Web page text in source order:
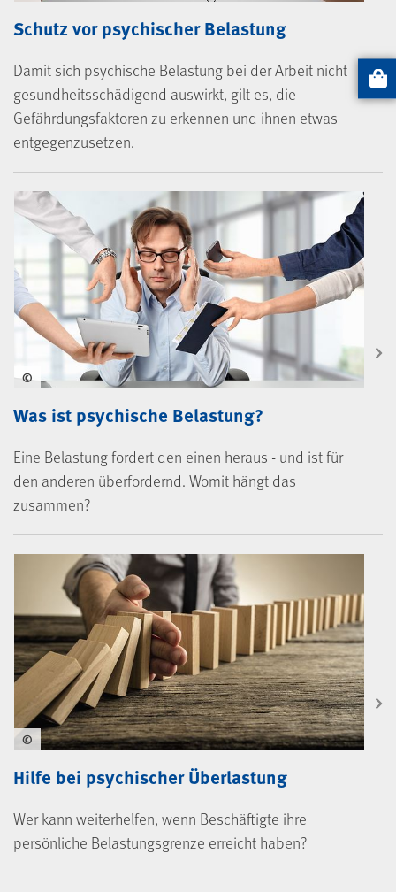
Schutz vor psychischer Belastung
Damit sich psychische Belastung bei der Arbeit nicht
gesundheitsschädigend auswirkt, gilt es, die
Gefährdungsfaktoren zu erkennen und ihnen etwas
entgegenzusetzen.
Was ist psychische Belastung?
Eine Belastung fordert den einen heraus - und ist für
den anderen überfordernd. Womit hängt das
zusammen?
©
Hilfe bei psychischer Überlastung
Wer kann weiterhelfen, wenn Beschäftigte ihre
persönliche Belastungsgrenze erreicht haben?
©
Artikel